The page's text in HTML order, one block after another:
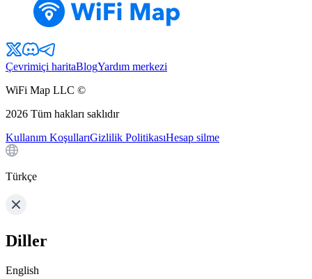
Çevrimiçi haritaBlogYardım merkezi
WiFi Map LLC ©
2026 Tüm hakları saklıdır
Kullanım KoşullarıGizlilik PolitikasıHesap silme
Türkçe
Diller
English